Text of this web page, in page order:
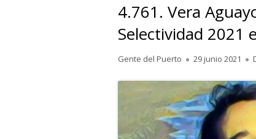
4.761. Vera
Selectividad 2021
Autor
Gente del Puerto
Publicado
29 junio 2021